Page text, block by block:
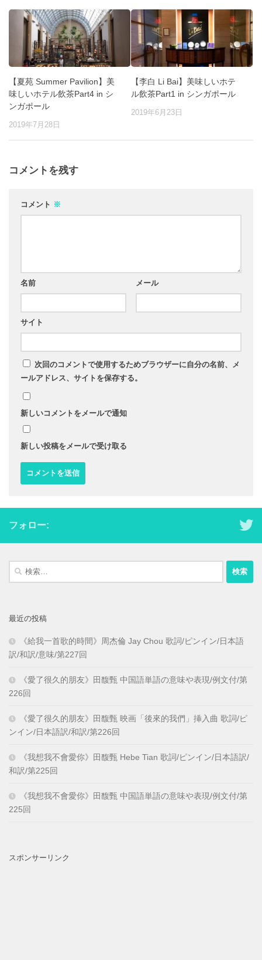
【夏苑 Summer Pavilion】美
味しいホテル飲茶Part4 in シ
ンガポール
2019年7月28日
【李白 Li Bai】美味しいホテ
ル飲茶Part1 in シンガポール
2019年6月23日
コメントを残す
コメント ※
名前 メール
サイト
次回のコメントで使用するためブラウザーに自分の名前、メ
ールアドレス、サイトを保存する。
新しいコメントをメールで通知
新しい投稿をメールで受け取る
フォロー:
検
最近の投稿
《給我一首歌的時間》周杰倫 Jay Chou 歌詞/ピンイン/日本語
訳/和訳/意味/第227回
《愛了很久的朋友》田馥甄 中国語単語の意味や表現/例文付/第
226回
《愛了很久的朋友》田馥甄 映画「後來的我們」挿入曲 歌詞/ピ
ンイン/日本語訳/和訳/第226回
《我想我不會愛你》田馥甄 Hebe Tian 歌詞/ピンイン/日本語訳/
和訳/第225回
《我想我不會愛你》田馥甄 中国語単語の意味や表現/例文付/第
225回
スポンサーリンク